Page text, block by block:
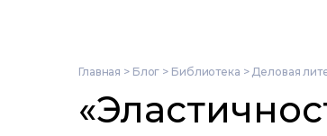
Главная > Блог > Библиотека > Деловая